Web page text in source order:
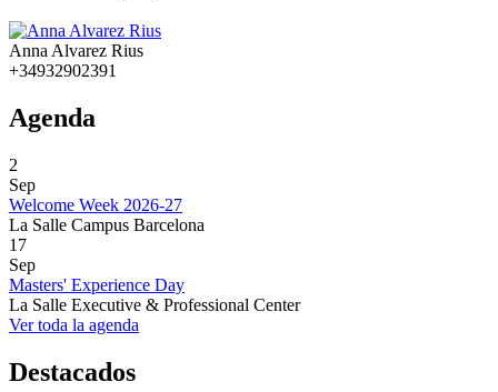
Anna Alvarez Rius
+34932902391
Agenda
2
Sep
Welcome Week 2026-27
La Salle Campus Barcelona
17
Sep
Masters' Experience Day
La Salle Executive & Professional Center
Ver toda la agenda
Destacados